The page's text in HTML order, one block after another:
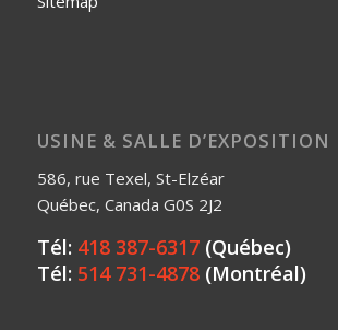
USINE & SALLE D’EXPOSITION
586, rue Texel, St-Elzéar
Québec, Canada G0S 2J2
Tél: 418 387-6317(Québec)
Tél: 514 731-4878(Montréal)